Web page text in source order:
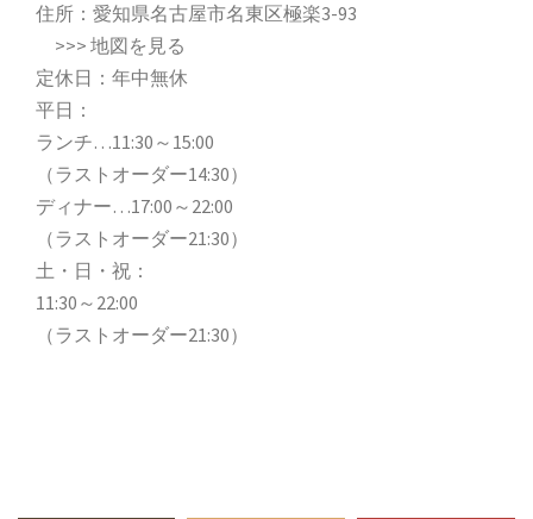
住所：愛知県名古屋市名東区極楽3-93
>>> 地図を見る
定休日：年中無休
平日：
ランチ…11:30～15:00
（ラストオーダー14:30）
ディナー…17:00～22:00
（ラストオーダー21:30）
土・日・祝：
11:30～22:00
（ラストオーダー21:30）